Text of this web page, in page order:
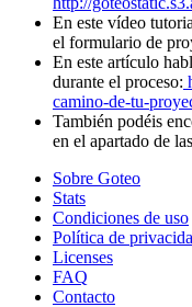
En este vídeo
el formulario de
En este artículo
durante el proceso:
camino-de-tu-
También podéis
en el apartado de
Sobre Goteo
Stats
Condiciones de uso
Política de
Licenses
FAQ
Contacto